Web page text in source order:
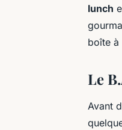
lunch
boîte à
Le
Avant